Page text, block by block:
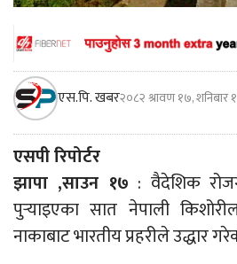
एस.पि. खबर२०८२ श्रावण १७,
एसपी रिपोर्टर
झापा ,साउन १७ : वैदेशिक
पुर्‍याइएका सात नेपाली
नाकाबाट भारतीय प्रहरीले उद्धार